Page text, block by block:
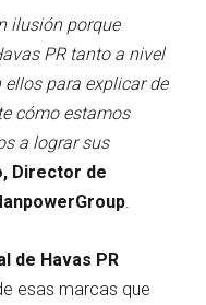
ilusión porque
PR tanto a nivel
para explicar de
cómo estamos
a lograr sus
Director de
.
de Havas PR
esas marcas que